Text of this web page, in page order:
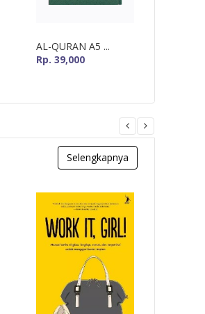
AL-QURAN A5 ...
Rp. 39,000
Selengkapnya